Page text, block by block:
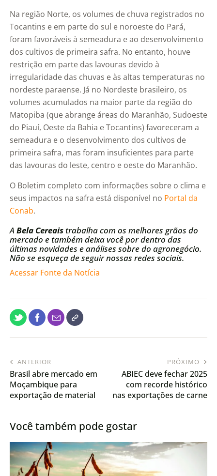
Na região Norte, os volumes de chuva registrados no
Tocantins e em parte do sul e noroeste do Pará,
foram favoráveis à semeadura e ao desenvolvimento
dos cultivos de primeira safra. No entanto, houve
restrição em parte das lavouras devido à
irregularidade das chuvas e às altas temperaturas no
nordeste paraense. Já no Nordeste brasileiro, os
volumes acumulados na maior parte da região do
Matopiba (que abrange áreas do Maranhão, Sudoeste
do Piauí, Oeste da Bahia e Tocantins) favoreceram a
semeadura e o desenvolvimento dos cultivos de
primeira safra, mas foram insuficientes para parte
das lavouras do leste, centro e oeste do Maranhão.
O Boletim completo com informações sobre o clima e
seus impactos na safra está disponível no Portal da
Conab.
A Bela Cereais trabalha com os melhores grãos do
mercado e também deixa você por dentro das
últimas novidades e análises sobre do agronegócio.
Não se esqueça de seguir nossas redes sociais.
Acessar Fonte da Notícia
ANTERIOR
Brasil abre mercado em
Moçambique para
exportação de material
PRÓXIMO
ABIEC deve fechar 2025
com recorde histórico
nas exportações de carne
Você também pode gostar